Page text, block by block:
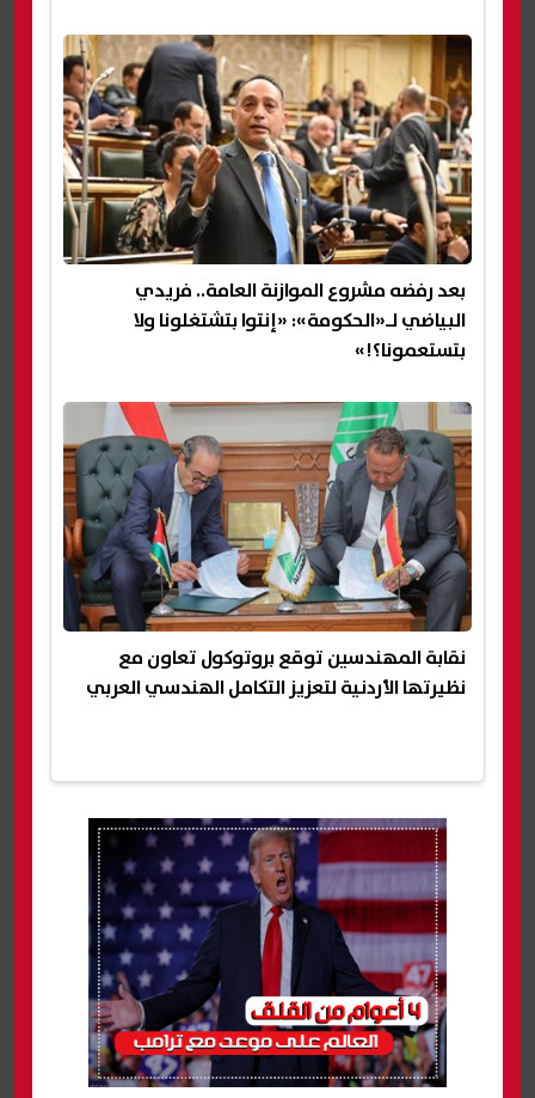
بعد رفضه مشروع الموازنة العامة.. فريدي
البياضي لـ«الحكومة»: «إنتوا بتشتغلونا ولا
بتستعمونا؟!»
نقابة المهندسين توقع بروتوكول تعاون مع
نظيرتها الأردنية لتعزيز التكامل الهندسي العربي